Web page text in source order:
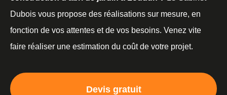
Dubois vous propose des réalisations sur mesure, en
fonction de vos attentes et de vos besoins. Venez vite
faire réaliser une estimation du coût de votre projet.
Devis gratuit